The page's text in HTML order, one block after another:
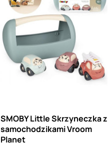
SMOBY Little Skrzyneczka z
samochodzikami Vroom
Planet